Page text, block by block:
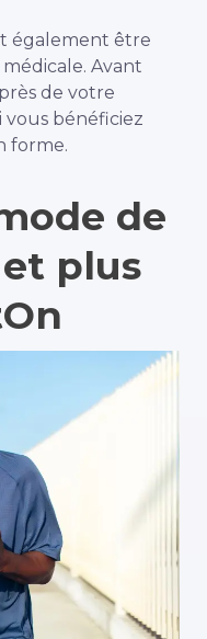
également être
Avant
de votre
vous bénéficiez
forme.
de
plus